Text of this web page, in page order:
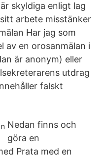
skyldiga enligt lag
arbete misstänker
Har jag som
av en orosanmälan i
är anonym) eller
utdrag
falskt
Nedan finns och
göra en
Prata med en